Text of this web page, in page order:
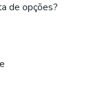
de opções?